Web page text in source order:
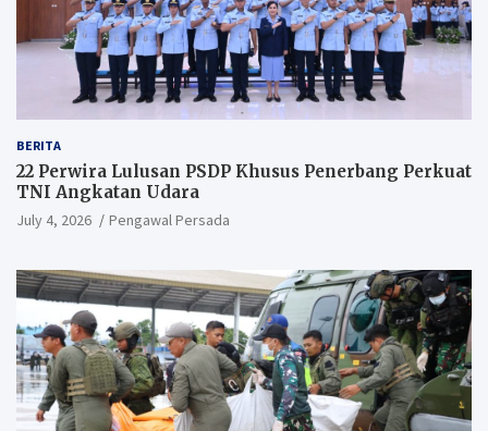
BERITA
22 Perwira Lulusan PSDP Khusus Penerbang Perkuat
TNI Angkatan Udara
July 4, 2026 Pengawal Persada